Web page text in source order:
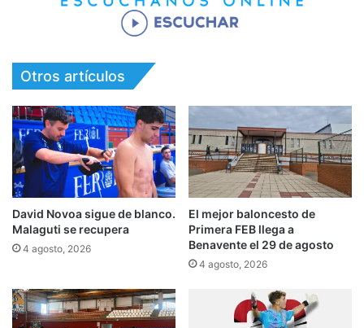
Otros artículos
David Novoa sigue de blanco.
Malaguti se recupera
4 agosto, 2026
El mejor baloncesto de
Primera FEB llega a
Benavente el 29 de agosto
4 agosto, 2026